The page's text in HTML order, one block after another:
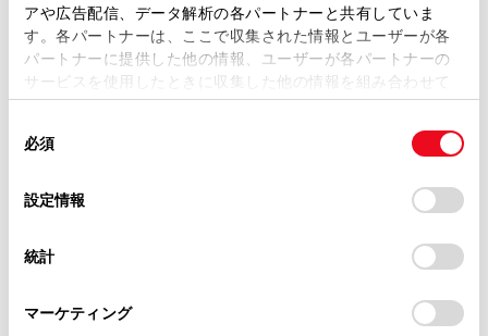
アや広告配信、データ解析の各パートナーと共有していま
す。各パートナーは、ここで収集された情報とユーザーが各
パートナーに提供した他の情報、ユーザーが各パートナーの
サービスを使用したときに収集した他の情報を組み合わせて
使用することがあります。当ウェブサイトの使用を続行する
デバイスにすべてのCookie(クッキー)が保存されることに同
意したことになります。Cookie(クッキー)のオプトアウト、
設定の変更、同意を撤回したりするにあたっては、当社の
「Cookie（クッキー）情報の取り扱いについて
」をご覧くだ
必須
設定情報
統計
マーケティング
建物名
必須 ご希望の連絡方法
Eメール